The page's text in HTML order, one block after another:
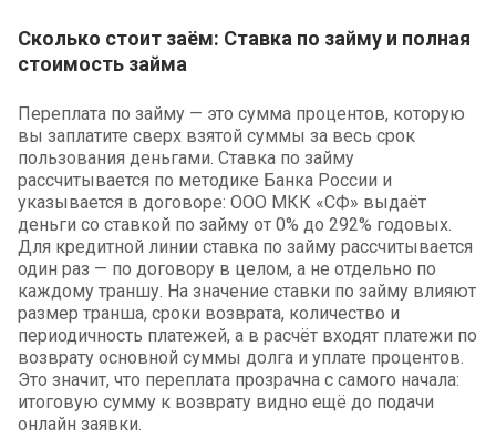
Сколько стоит заём: Ставка по займу и полная
стоимость займа
Переплата по займу — это сумма процентов, которую
вы заплатите сверх взятой суммы за весь срок
пользования деньгами. Ставка по займу
рассчитывается по методике Банка России и
указывается в договоре: ООО МКК «СФ» выдаёт
деньги со ставкой по займу от 0% до 292% годовых.
Для кредитной линии ставка по займу рассчитывается
один раз — по договору в целом, а не отдельно по
каждому траншу. На значение ставки по займу влияют
размер транша, сроки возврата, количество и
периодичность платежей, а в расчёт входят платежи по
возврату основной суммы долга и уплате процентов.
Это значит, что переплата прозрачна с самого начала:
итоговую сумму к возврату видно ещё до подачи
онлайн заявки.